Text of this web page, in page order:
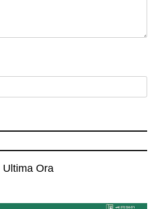
Ultima Ora